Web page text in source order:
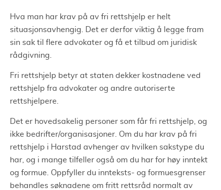
Hva man har krav på av fri rettshjelp er helt
situasjonsavhengig. Det er derfor viktig å legge fram
sin sak til flere advokater og få et tilbud om juridisk
rådgivning.
Fri rettshjelp betyr at staten dekker kostnadene ved
rettshjelp fra advokater og andre autoriserte
rettshjelpere.
Det er hovedsakelig personer som får fri rettshjelp, og
ikke bedrifter/organisasjoner. Om du har krav på fri
rettshjelp i Harstad avhenger av hvilken sakstype du
har, og i mange tilfeller også om du har for høy inntekt
og formue. Oppfyller du innteksts- og formuesgrenser
behandles søknadene om fritt rettsråd normalt av